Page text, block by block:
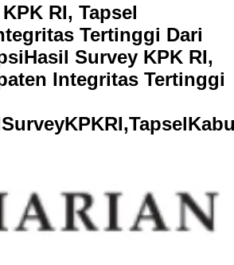
RI, Tapsel
Tertinggi Dari
Hasil Survey KPK RI,
Integritas Tertinggi
SurveyKPKRI,TapselKab